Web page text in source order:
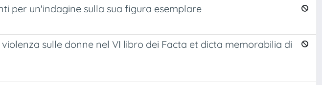
per un'indagine sulla sua figura esemplare
sulle donne nel VI libro dei Facta et dicta memorabilia di